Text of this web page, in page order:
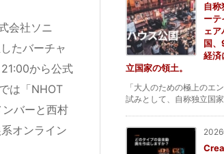
会社ソニ
たバーチャ
から公式
は「NHOT
バーと西村
オンライン
自称
ーテ
ェ
国
経済
立国家の領土。
「大人のための極上のエ
試みとして、自称独立国